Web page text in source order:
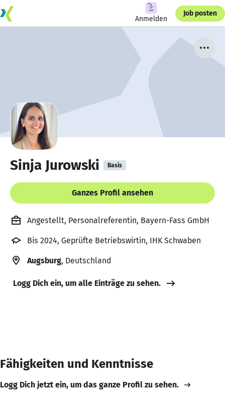
Anmelden
Job posten
Sinja Jurowski Basis
Ganzes Profil ansehen
Angestellt, Personalreferentin, Bayern-Fass GmbH
Bis 2024, Geprüfte Betriebswirtin, IHK Schwaben
Augsburg, Deutschland
Logg Dich ein, um alle Einträge zu sehen.
Fähigkeiten und Kenntnisse
Logg Dich jetzt ein, um das ganze Profil zu sehen.